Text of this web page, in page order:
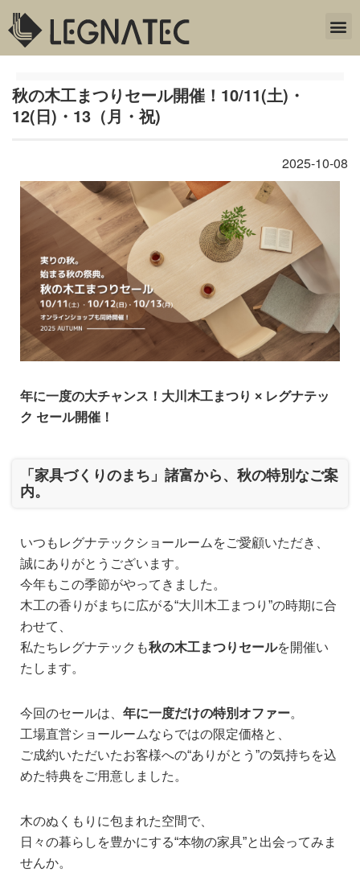
秋の木工まつりセール開催！10/11(土)・
12(日)・13（月・祝)
2025-10-08
年に一度の大チャンス！大川木工まつり × レグナテッ
ク セール開催！
「家具づくりのまち」諸富から、秋の特別なご案
内。
いつもレグナテックショールームをご愛顧いただき、
誠にありがとうございます。
今年もこの季節がやってきました。
木工の香りがまちに広がる“大川木工まつり”の時期に合
わせて、
私たちレグナテックも秋の木工まつりセールを開催い
たします。
今回のセールは、 年に一度だけの特別オファー。
工場直営ショールームならではの限定価格と、
ご成約いただいたお客様への“ありがとう”の気持ちを込
めた特典をご用意しました。
木のぬくもりに包まれた空間で、
日々の暮らしを豊かにする“本物の家具”と出会ってみま
せんか。